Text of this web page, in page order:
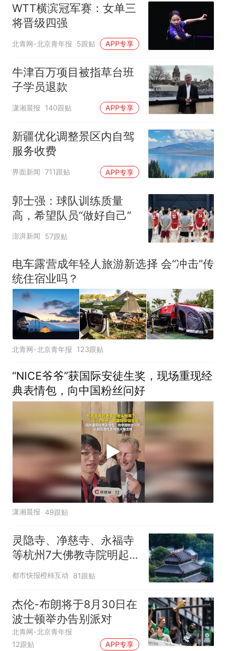
WTT横滨冠军赛：女单三
将晋级四强
北青网-北京青年报 5跟贴 APP专享
牛津百万项目被指草台班
子学员退款
潇湘晨报 140跟贴 APP专享
新疆优化调整景区内自驾
服务收费
界面新闻 711跟贴 APP专享
郭士强：球队训练质量
高，希望队员“做好自己”
澎湃新闻 57跟贴
电车露营成年轻人旅游新选择 会“冲击”传
统住宿业吗？
北青网-北京青年报 123跟贴
“NICE爷爷”获国际安徒生奖，现场重现经
典表情包，向中国粉丝问好
潇湘晨报 49跟贴
灵隐寺、净慈寺、永福寺
等杭州7大佛教寺院明起
临时关闭，别跑空了
都市快报橙柿互动 81跟贴
杰伦-布朗将于8月30日在
波士顿举办告别派对
北青网-北京青年报
12跟贴
APP专享